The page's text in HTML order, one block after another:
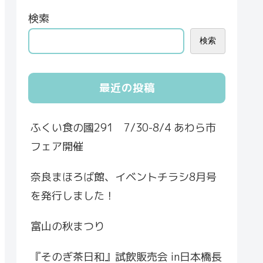
検索
検索
最近の投稿
ふくい食の國291 7/30-8/4 あわら市
フェア開催
奈良まほろば館、イベントチラシ8月号
を発行しました！
富山の秋まつり
『そのぎ茶日和』試飲販売会 in日本橋長